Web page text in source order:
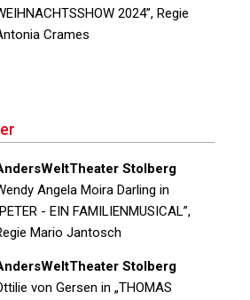
2024”, Regie
Crames
Stolberg
Angela Moira Darling in
- EIN FAMILIENMUSICAL”,
Mario Jantosch
Stolberg
von Gersen in „THOMAS